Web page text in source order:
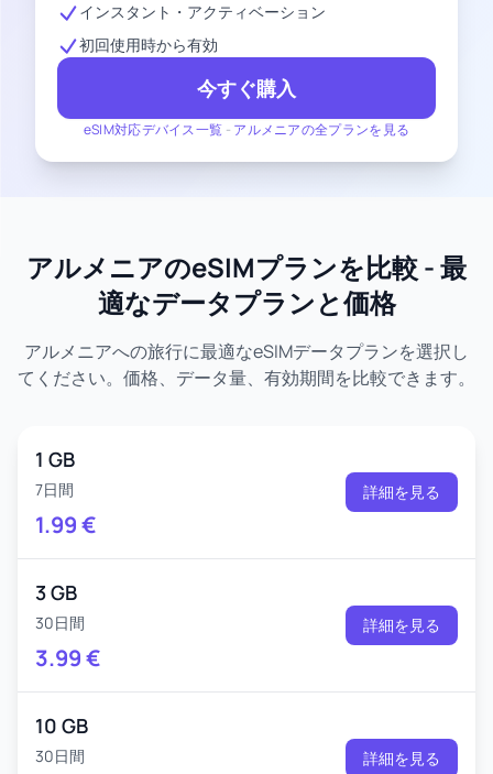
eSIM対応デバイス一覧 - アルメニアの全プランを見る
インスタント・アクティベーション
初回使用時から有効
今すぐ購入
アルメニアのeSIMプランを比較 - 最
適なデータプランと価格
アルメニアへの旅行に最適なeSIMデータプランを選択し
てください。価格、データ量、有効期間を比較できます。
1 GB
7日間
1.99€
詳細を見る
3 GB
30日間
3.99€
詳細を見る
10 GB
30日間 詳細を見る